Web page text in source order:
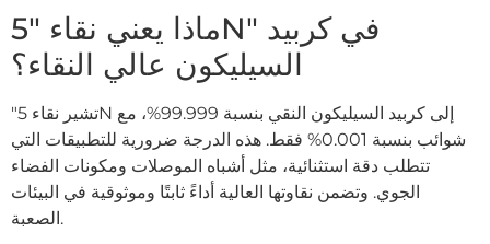
ماذا يعني نقاء "5N" في كربيد
"تشير نقاء 5N إلى كربيد السيليكون النقي بنسبة 99.999%، مع
شوائب بنسبة 0.001% فقط. هذه الدرجة ضرورية للتطبيقات التي
تتطلب دقة استثنائية، مثل أشباه الموصلات ومكونات الفضاء
الجوي. وتضمن نقاوتها العالية أداءً ثابتًا وموثوقية في البيئات
الصعبة.